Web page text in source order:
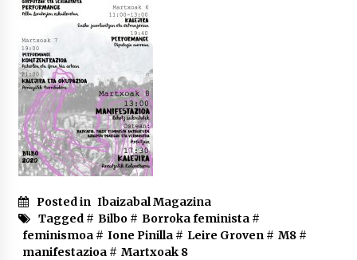
2026/07/03
MUSIBLA #297: Bide, Boards Of Canada, Somak,
2026/07/02
Posted in Ibaizabal Magazina
Tagged # Bilbo# Borroka feminista#
feminismoa# Ione Pinilla# Leire Groven# M8#
manifestazioa# Martxoak 8